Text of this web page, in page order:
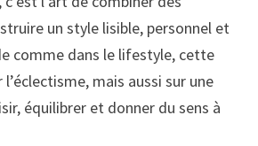
un style lisible, personnel et
comme dans le lifestyle, cette
l’éclectisme, mais aussi sur une
équilibrer et donner du sens à